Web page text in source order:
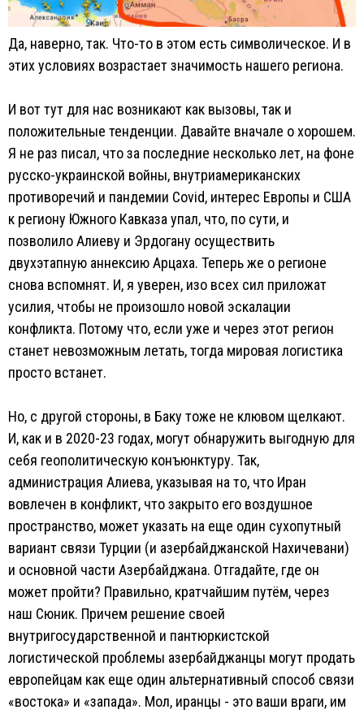
Да, наверно, так. Что-то в этом есть символическое. И в
этих условиях возрастает значимость нашего региона.
И вот тут для нас возникают как вызовы, так и
положительные тенденции. Давайте вначале о хорошем.
Я не раз писал, что за последние несколько лет, на фоне
русско-украинской войны, внутриамериканских
противоречий и пандемии Covid, интерес Европы и США
к региону Южного Кавказа упал, что, по сути, и
позволило Алиеву и Эрдогану осуществить
двухэтапную аннексию Арцаха. Теперь же о регионе
снова вспомнят. И, я уверен, изо всех сил приложат
усилия, чтобы не произошло новой эскалации
конфликта. Потому что, если уже и через этот регион
станет невозможным летать, тогда мировая логистика
просто встанет.
Но, с другой стороны, в Баку тоже не клювом щелкают.
И, как и в 2020-23 годах, могут обнаружить выгодную для
себя геополитическую конъюнктуру. Так,
администрация Алиева, указывая на то, что Иран
вовлечен в конфликт, что закрыто его воздушное
пространство, может указать на еще один сухопутный
вариант связи Турции (и азербайджанской Нахичевани)
и основной части Азербайджана. Отгадайте, где он
может пройти? Правильно, кратчайшим путём, через
наш Сюник. Причем решение своей
внутригосударственной и пантюркистской
логистической проблемы азербайджанцы могут продать
европейцам как еще один альтернативный способ связи
«востока» и «запада». Мол, иранцы - это ваши враги, им